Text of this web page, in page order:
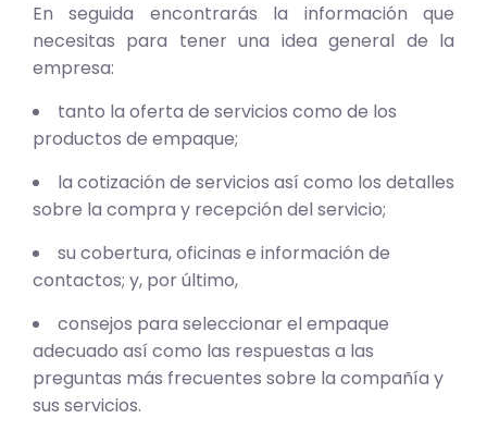
En seguida encontrarás la información que
necesitas para tener una idea general de la
empresa:
tanto la oferta de servicios como de los
productos de empaque;
la cotización de servicios así como los detalles
sobre la compra y recepción del servicio;
su cobertura, oficinas e información de
contactos; y, por último,
consejos para seleccionar el empaque
adecuado así como las respuestas a las
preguntas más frecuentes sobre la compañía y
sus servicios.